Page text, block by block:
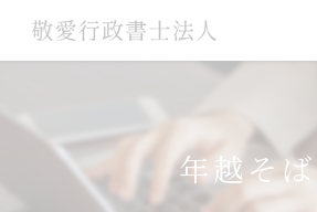
年越そば